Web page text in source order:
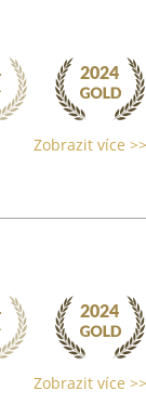
Zobrazit více >>
Zobrazit více >>